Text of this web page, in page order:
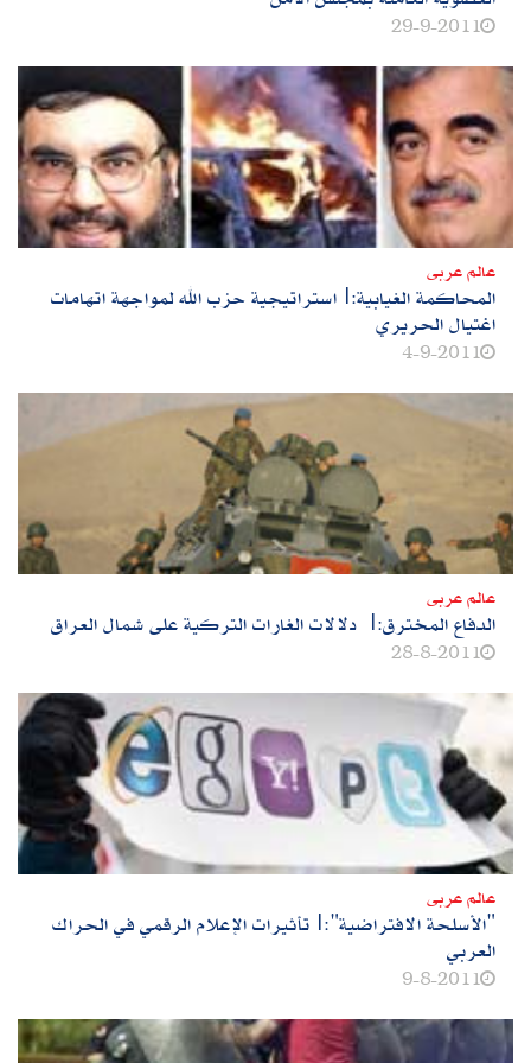
29-9-2011
عالم عربى
المحاكمة الغيابية:|استراتيجية حزب الله لمواجهة اتهامات
اغتيال الحريري
4-9-2011
عالم عربى
الدفاع المخترق:| دلالات الغارات التركية على شمال العراق
28-8-2011
عالم عربى
"الأسلحة الافتراضية":|تأثيرات الإعلام الرقمي في الحراك
العربي
9-8-2011